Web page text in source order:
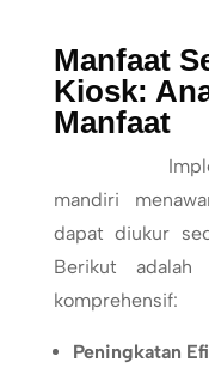
Manfaat
Kiosk:
Manfaat
mandiri
dapat diukur
Berikut adalah
komprehensif:
Peningkatan